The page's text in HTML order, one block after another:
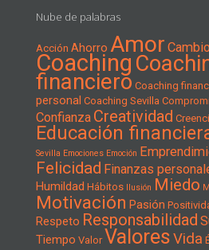
Nube de palabras
Acción Ahorro Amor Cambio
Coaching
financiero Coaching
personal Coaching Sevilla
Confianza Creatividad
Educación
Sevilla Emociones Emoción
Felicidad Finanzas
Humildad Hábitos Ilusión Miedo
Motivación Pasión
Respeto Responsabilidad
Tiempo Valor ValoresVida